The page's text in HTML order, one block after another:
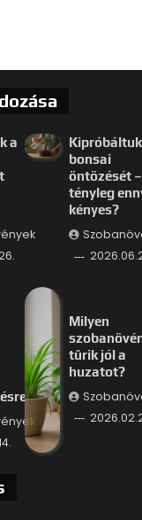
a
bonsai
öntözését –
tényleg
kényes?
Milyen
tűrik jól a
huzatot?